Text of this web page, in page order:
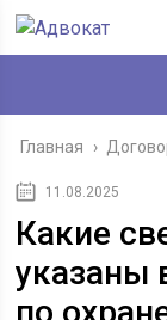
Главная ›
11.08.2025
Какие
указаны